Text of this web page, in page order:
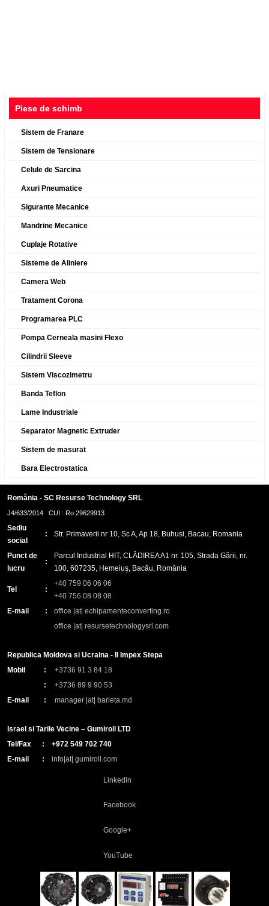
Piese de schimb
Sistem de Franare
Sistem de Tensionare
Celule de Sarcina
Axuri Pneumatice
Sigurante Mecanice
Mandrine Mecanice
Cuplaje Rotative
Sisteme de Aliniere
Camera Web
Tratament Corona
Programarea PLC
Pompa Cerneala masini Flexo
Cilindrii Sleeve
Sistem Viscozimetru
Banda Teflon
Lame Industriale
Separator Magnetic Extruder
Sistem de masurat
Bara Electrostatica
România - SC Resurse Technology SRL
J4/633/2014 CUI : Ro 29629913
Sediu
social
: Str. Primaverii nr 10, Sc A, Ap 18, Buhusi, Bacau, Romania
Punct de
lucru
:
Parcul Industrial HIT, CLĂDIREA A1 nr. 105, Strada Gării, nr.
100, 607235, Hemeiuş, Bacău, România
Tel :
+40 759 06 06 06
+40 756 08 08 08
E-mail
:
office |at| echipamenteconverting.ro
office |at| resursetechnologysrl.com
Republica Moldova si Ucraina - II Impex Stepa
Mobil
:
+3736 91 3 84 18
:
+3736 89 9 90 53
E-mail
: manager |at| barleta.md
Israel si Tarile Vecine – Gumiroll LTD
Tel/Fax
:
+972 549 702 740
E-mail
: info|at| gumiroll.com
Linkedin
Facebook
Google+
YouTube